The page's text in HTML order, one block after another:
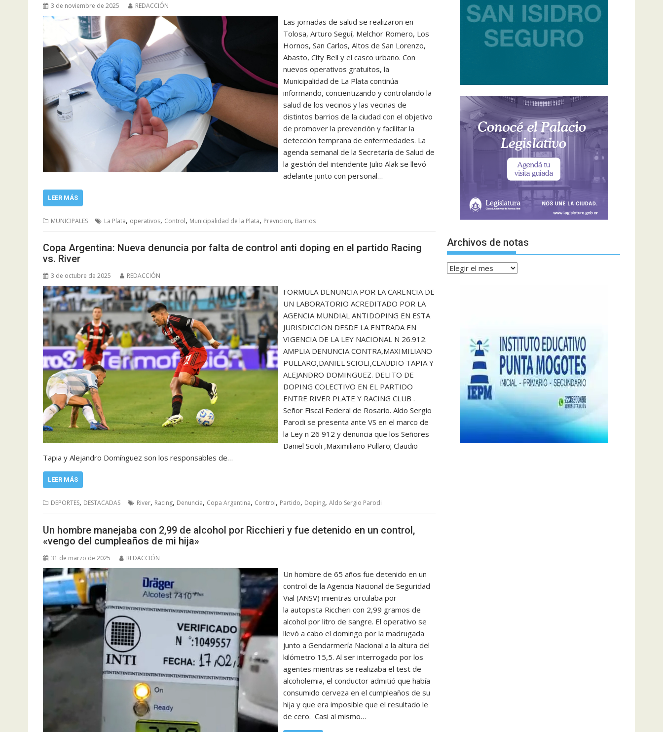
3 de noviembre de 2025 REDACCIÓN
Las jornadas de salud se realizaron en
Tolosa, Arturo Seguí, Melchor Romero, Los
Hornos, San Carlos, Altos de San Lorenzo,
Abasto, City Bell y el casco urbano. Con
nuevos operativos gratuitos, la
Municipalidad de La Plata continúa
informando, concientizando y controlando la
salud de los vecinos y las vecinas de
distintos barrios de la ciudad con el objetivo
de promover la prevención y facilitar la
detección temprana de enfermedades. La
agenda semanal de la Secretaría de Salud de
la gestión del intendente Julio Alak se llevó
adelante junto con personal…
LEER MÁS
MUNICIPALES La Plata, operativos, Control, Municipalidad de la Plata, Prevncion, Barrios
Copa Argentina: Nueva denuncia por falta de control anti doping en el partido Racing
vs. River
3 de octubre de 2025 REDACCIÓN
FORMULA DENUNCIA POR LA CARENCIA DE
UN LABORATORIO ACREDITADO POR LA
AGENCIA MUNDIAL ANTIDOPING EN ESTA
JURISDICCION DESDE LA ENTRADA EN
VIGENCIA DE LA LEY NACIONAL N 26.912.
AMPLIA DENUNCIA CONTRA,MAXIMILIANO
PULLARO,DANIEL SCIOLI,CLAUDIO TAPIA Y
ALEJANDRO DOMINGUEZ. DELITO DE
DOPING COLECTIVO EN EL PARTIDO
ENTRE RIVER PLATE Y RACING CLUB .
Señor Fiscal Federal de Rosario. Aldo Sergio
Parodi se presenta ante VS en el marco de
la Ley n 26 912 y denuncia que los Señores
Daniel Scioli ,Maximiliano Pullaro; Claudio
Tapia y Alejandro Domínguez son los responsables de…
LEER MÁS
DEPORTES, DESTACADAS River, Racing, Denuncia, Copa Argentina, Control, Partido, Doping, Aldo Sergio Parodi
Un hombre manejaba con 2,99 de alcohol por Ricchieri y fue detenido en un control,
«vengo del cumpleaños de mi hija»
31 de marzo de 2025 REDACCIÓN
Un hombre de 65 años fue detenido en un
control de la Agencia Nacional de Seguridad
Vial (ANSV) mientras circulaba por
la autopista Riccheri con 2,99 gramos de
alcohol por litro de sangre. El operativo se
llevó a cabo el domingo por la madrugada
junto a Gendarmería Nacional a la altura del
kilómetro 15,5. Al ser interrogado por los
agentes mientras se realizaba el test de
alcoholemia, el conductor admitió que había
consumido cerveza en el cumpleaños de su
hija y que era imposible que el resultado le
de cero. Casi al mismo…
Archivos de notas
Archivos